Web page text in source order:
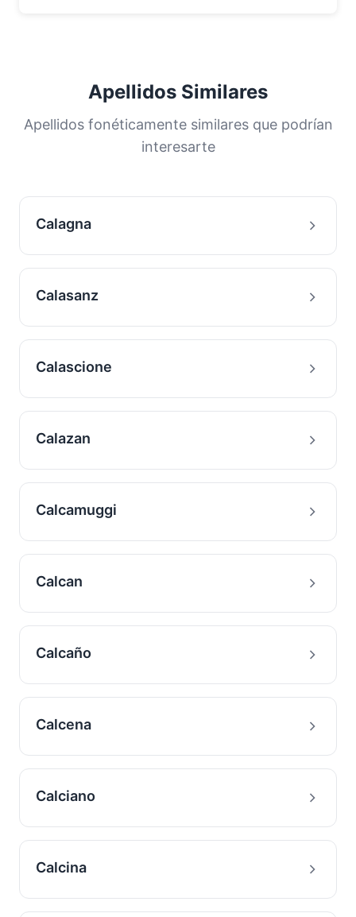
Apellidos Similares
Apellidos fonéticamente similares que podrían
interesarte
Calagna
Calasanz
Calascione
Calazan
Calcamuggi
Calcan
Calcaño
Calcena
Calciano
Calcina